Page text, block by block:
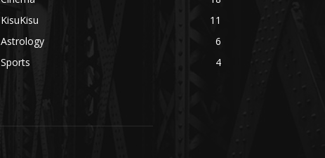
KisuKisu
11
Astrology
6
Sports
4